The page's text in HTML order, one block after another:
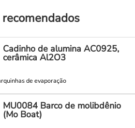
recomendados
Cadinho de alumina AC0925,
cerâmica Al2O3
de evaporação
MU0084 Barco de molibdênio
(Mo Boat)